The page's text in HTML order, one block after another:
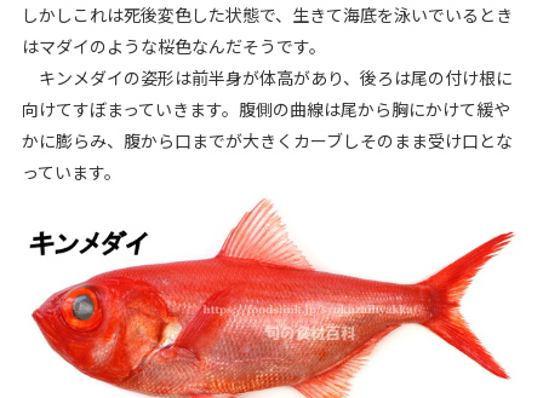
しかしこれは死後変色した状態で、生きて海底を泳いでいるとき
はマダイのような桜色なんだそうです。
キンメダイの姿形は前半身が体高があり、後ろは尾の付け根に
向けてすぼまっていきます。腹側の曲線は尾から胸にかけて緩や
かに膨らみ、腹から口までが大きくカーブしそのまま受け口とな
っています。